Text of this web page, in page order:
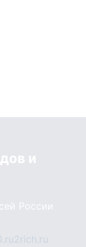
и
России
2rich.ru